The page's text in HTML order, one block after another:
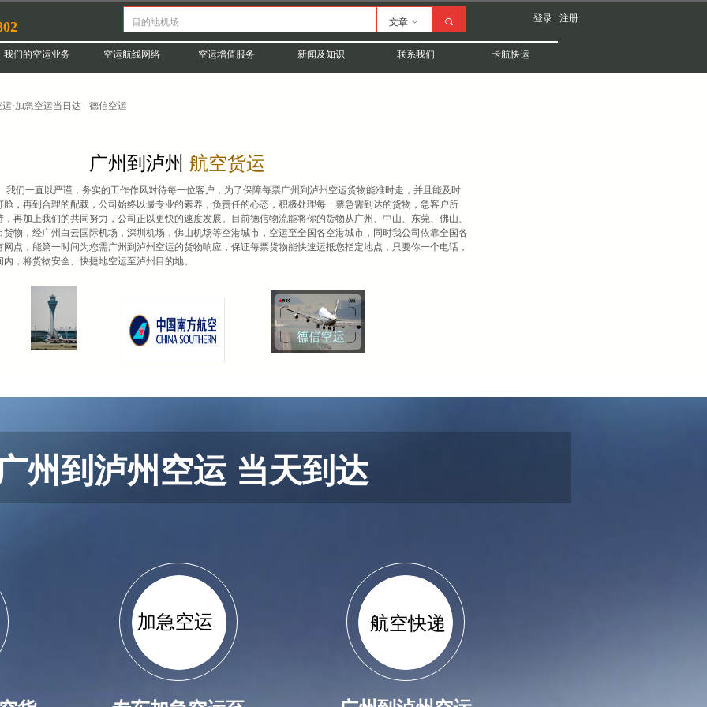
끠
文章 ꀁ
我们的空运业务 空运航线网络 空运增值服务 新闻及知识 联系我们 卡航快运
登录 注册
广州到泸州 航空货运
们一直以严谨，务实的工作作风对待每一位客户，为了保障每票广州到泸州空运货物能准时走，并且能及时
，再到合理的配载，公司始终以最专业的素养，负责任的心态，积极处理每一票急需到达的货物，急客户所
再加上我们的共同努力，公司正以更快的速度发展。目前德信物流能将你的货物从广州、中山、东莞、佛山、
物，经广州白云国际机场，深圳机场，佛山机场等空港城市，空运至全国各空港城市，同时我公司依靠全国各
点，能第一时间为您需广州到泸州空运的货物响应，保证每票货物能快速运抵您指定地点，只要你一个电话，
，将货物安全、快捷地空运至泸州目的地。
·加急空运当日达 - 德信空运
州到泸州空运 当天到达
加急空运 航空快递